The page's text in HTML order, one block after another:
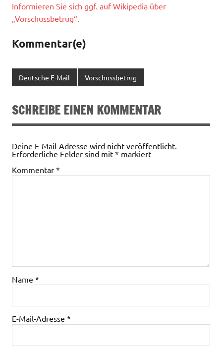
Informieren Sie sich ggf. auf Wikipedia über
„Vorschussbetrug“.
Kommentar(e)
Deutsche E-Mail Vorschussbetrug
SCHREIBE EINEN KOMMENTAR
Deine E-Mail-Adresse wird nicht veröffentlicht.
Erforderliche Felder sind mit * markiert
Kommentar *
Name *
E-Mail-Adresse *